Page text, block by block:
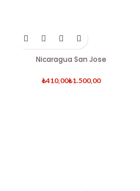
Nicaragua San Jose
₺ ₺